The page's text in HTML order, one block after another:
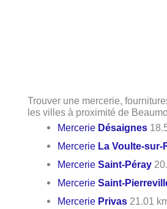
Trouver une mercerie,
les villes à proximité de
Mercerie Désaignes
Mercerie La Voulte-sur-
MercerieSaint-Péray
MercerieSaint-
Mercerie Privas 21.01